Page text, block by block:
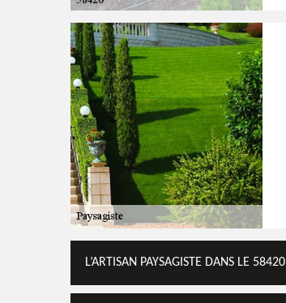
Voir Nos Realisations
L’ARTISAN PAYSAGISTE DANS LE 58420